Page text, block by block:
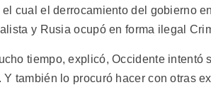
el cual el derrocamiento del gobierno
y Rusia ocupó en forma ilegal
tiempo, explicó, Occidente
Y también lo procuró hacer con otras